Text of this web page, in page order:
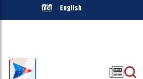
हिंदी English